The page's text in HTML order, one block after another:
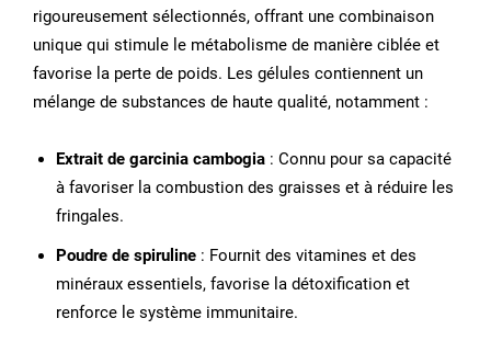
rigoureusement sélectionnés, offrant une combinaison
unique qui stimule le métabolisme de manière ciblée et
favorise la perte de poids. Les gélules contiennent un
mélange de substances de haute qualité, notamment :
Extrait de garcinia cambogia : Connu pour sa capacité
à favoriser la combustion des graisses et à réduire les
fringales.
Poudre de spiruline : Fournit des vitamines et des
minéraux essentiels, favorise la détoxification et
renforce le système immunitaire.